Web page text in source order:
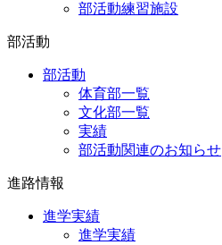
部活動練習施設
部活動
部活動
体育部一覧
文化部一覧
実績
部活動関連のお知らせ
進路情報
進学実績
進学実績